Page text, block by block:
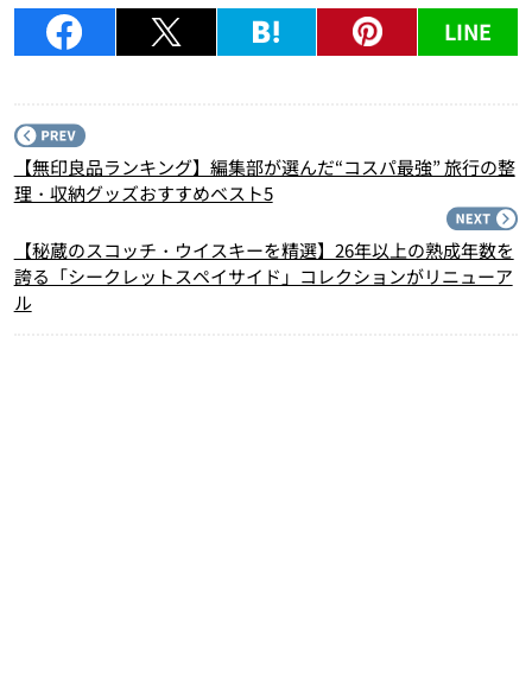
LINE
【無印良品ランキング】編集部が選んだ“コスパ最強” 旅行の整
理・収納グッズおすすめベスト5
【秘蔵のスコッチ・ウイスキーを精選】26年以上の熟成年数を
誇る「シークレットスペイサイド」コレクションがリニューア
ル